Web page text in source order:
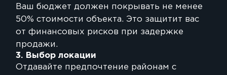
Ваш бюджет должен покрывать не менее
50% стоимости объекта. Это защитит вас
от финансовых рисков при задержке
продажи.
3. Выбор локации
Отдавайте предпочтение районам с